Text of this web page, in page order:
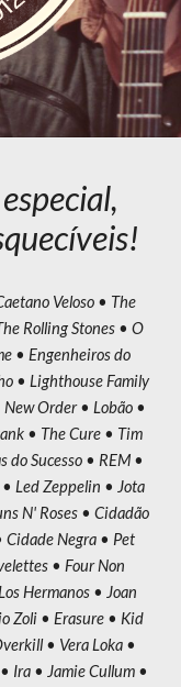
Veloso • The
Rolling Stones • O
• Engenheiros do
• Lighthouse Family
Order • Lobão •
• The Cure • Tim
do Sucesso • REM •
Led Zeppelin • Jota
N' Roses • Cidadão
Cidade Negra • Pet
• Four Non
Hermanos • Joan
Zoli • Erasure • Kid
• Vera Loka •
Ira • Jamie Cullum •